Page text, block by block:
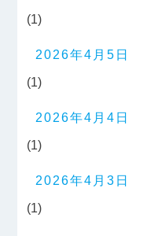
(1)
2026年4月5日
(1)
2026年4月4日
(1)
2026年4月3日
(1)